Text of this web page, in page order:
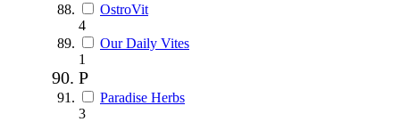
OstroVit
4
Our Daily Vites
1
P
Paradise Herbs
3